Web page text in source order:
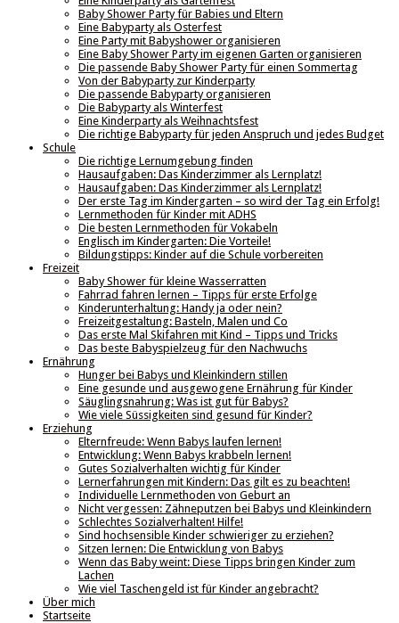
Baby Shower Party für Babies und Eltern
Eine Babyparty als Osterfest
Eine Party mit Babyshower organisieren
Eine Baby Shower Party im eigenen Garten organisieren
Die passende Baby Shower Party für einen Sommertag
Von der Babyparty zur Kinderparty
Die passende Babyparty organisieren
Die Babyparty als Winterfest
Eine Kinderparty als Weihnachtsfest
Die richtige Babyparty für jeden Anspruch und jedes Budget
Schule
Die richtige Lernumgebung finden
Hausaufgaben: Das Kinderzimmer als Lernplatz!
Hausaufgaben: Das Kinderzimmer als Lernplatz!
Der erste Tag im Kindergarten – so wird der Tag ein Erfolg!
Lernmethoden für Kinder mit ADHS
Die besten Lernmethoden für Vokabeln
Englisch im Kindergarten: Die Vorteile!
Bildungstipps: Kinder auf die Schule vorbereiten
Freizeit
Baby Shower für kleine Wasserratten
Fahrrad fahren lernen – Tipps für erste Erfolge
Kinderunterhaltung: Handy ja oder nein?
Freizeitgestaltung: Basteln, Malen und Co
Das erste Mal Skifahren mit Kind – Tipps und Tricks
Das beste Babyspielzeug für den Nachwuchs
Ernährung
Hunger bei Babys und Kleinkindern stillen
Eine gesunde und ausgewogene Ernährung für Kinder
Säuglingsnahrung: Was ist gut für Babys?
Wie viele Süssigkeiten sind gesund für Kinder?
Erziehung
Elternfreude: Wenn Babys laufen lernen!
Entwicklung: Wenn Babys krabbeln lernen!
Gutes Sozialverhalten wichtig für Kinder
Lernerfahrungen mit Kindern: Das gilt es zu beachten!
Individuelle Lernmethoden von Geburt an
Nicht vergessen: Zähneputzen bei Babys und Kleinkindern
Schlechtes Sozialverhalten! Hilfe!
Sind hochsensible Kinder schwieriger zu erziehen?
Sitzen lernen: Die Entwicklung von Babys
Wenn das Baby weint: Diese Tipps bringen Kinder zum
Lachen
Wie viel Taschengeld ist für Kinder angebracht?
Über mich
Startseite